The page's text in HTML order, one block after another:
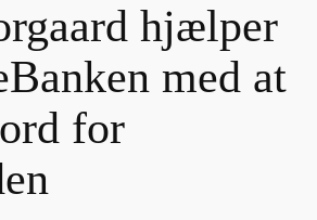
hjælper
med at
for